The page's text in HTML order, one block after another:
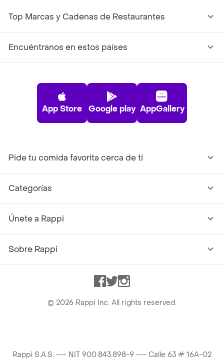
Top Marcas y Cadenas de Restaurantes
Encuéntranos en estos países
App Store Google play AppGallery
Pide tu comida favorita cerca de ti
Categorías
Únete a Rappi
Sobre Rappi
Facebook
TwitterInstagram
© 2026 Rappi Inc. All rights reserved.
Rappi S.A.S. --- NIT 900.843.898-9 --- Calle 63 # 16A-02